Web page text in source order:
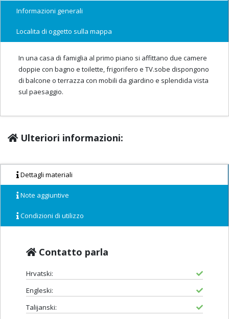
Informazioni generali
Localita di oggetto sulla mappa
In una casa di famiglia al primo piano si affittano due camere
doppie con bagno e toilette, frigorifero e TV.sobe dispongono
di balcone o terrazza con mobili da giardino e splendida vista
sul paesaggio.
Ulteriori informazioni:
Dettagli materiali
Note aggiuntive
Condizioni di utilizzo
Contatto parla
Hrvatski:
Engleski:
Talijanski: